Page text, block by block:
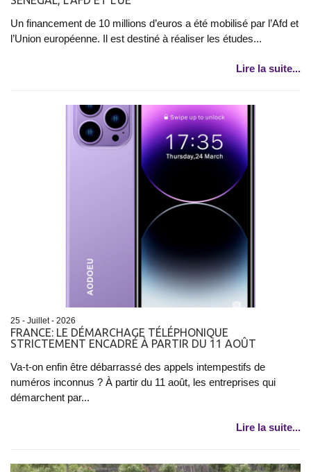
Un financement de 10 millions d’euros a été mobilisé par l’Afd et
l’Union européenne. Il est destiné à réaliser les études...
Lire la suite...
25 - Juillet - 2026
FRANCE: LE DÉMARCHAGE TÉLÉPHONIQUE
STRICTEMENT ENCADRÉ À PARTIR DU 11 AOÛT
Va-t-on enfin être débarrassé des appels intempestifs de
numéros inconnus ? À partir du 11 août, les entreprises qui
démarchent par...
Lire la suite...